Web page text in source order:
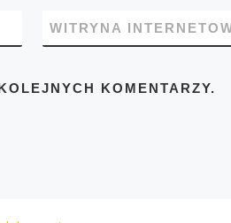
WITRYNA
KOMENTARZY.